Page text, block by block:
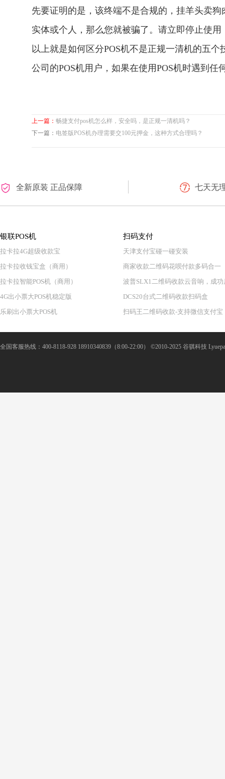
先要证明的是，该终端不是合规的，挂羊头卖
实体或个人，那么您就被骗了。请立即停止使
以上就是如何区分POS机不是正规一清机的五
公司的POS机用户，如果在使用POS机时遇到
上一篇： 畅捷支付pos机怎么样，安全吗，是正规一清机吗？
下一篇： 电签版POS机办理需要交100元押金，这种方式合理吗？
全新原装 正品保障 七天无
银联POS机
拉卡拉4G超级收款宝
拉卡拉收钱宝盒（商用）
拉卡拉智能POS机（商用）
4G出小票大POS机稳定版
乐刷出小票大POS机
扫码支付
天津支付宝碰一碰安装
商家收款二维码花呗付款多码合一
波普SLX1二维码收款云音响，成功
DCS20台式二维码收款扫码盒
扫码王二维码收款-支持微信支付宝
全国客服热线：400-8118-928 18910340839（8:00-22:00） ©2010-2025 谷骐科技